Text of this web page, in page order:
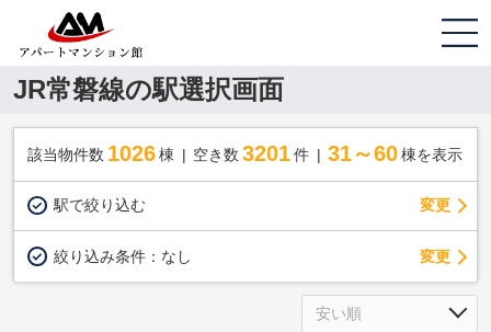
JR常磐線の駅選択画面
該当物件数 1026棟 空き数 3201 件 31～60 棟を表示
駅で絞り込む 変更
絞り込み条件： なし 変更